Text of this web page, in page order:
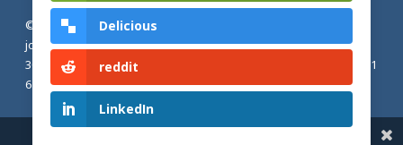
© 2026 Actualités adventistes. Église adventiste du septième
jour de France métropolitaine, de Belgique et du Luxembourg.
30, Avenue Émile Zola, 77190 Dammarie Les Lys, France |
+33 (0) 1
64 79 87 00
Delicious
reddit
LinkedIn